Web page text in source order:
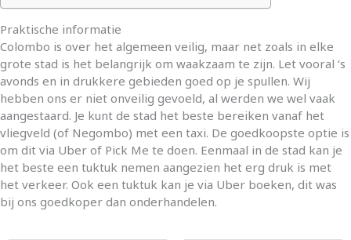
Praktische informatie
Colombo is over het algemeen veilig, maar net zoals in elke
grote stad is het belangrijk om waakzaam te zijn. Let vooral ‘s
avonds en in drukkere gebieden goed op je spullen. Wij
hebben ons er niet onveilig gevoeld, al werden we wel vaak
aangestaard. Je kunt de stad het beste bereiken vanaf het
vliegveld (of Negombo) met een taxi. De goedkoopste optie is
om dit via Uber of Pick Me te doen. Eenmaal in de stad kan je
het beste een tuktuk nemen aangezien het erg druk is met
het verkeer. Ook een tuktuk kan je via Uber boeken, dit was
bij ons goedkoper dan onderhandelen.